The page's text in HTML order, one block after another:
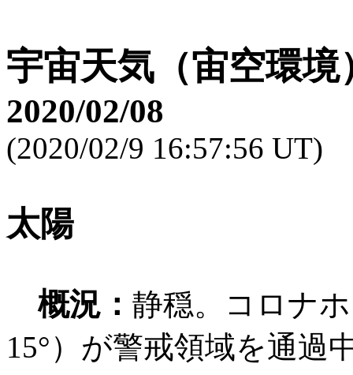
宇宙天気（宙空環境
2020/02/08
(2020/02/9 16:57:56 UT)
太陽
概況： 静穏。コロナ
15°）が警戒領域を通過